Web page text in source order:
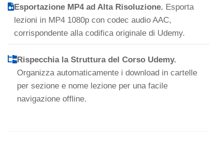
Esportazione MP4 ad Alta Risoluzione. Esporta
lezioni in MP4 1080p con codec audio AAC,
corrispondente alla codifica originale di Udemy.
Rispecchia la Struttura del Corso Udemy.
Organizza automaticamente i download in cartelle
per sezione e nome lezione per una facile
navigazione offline.